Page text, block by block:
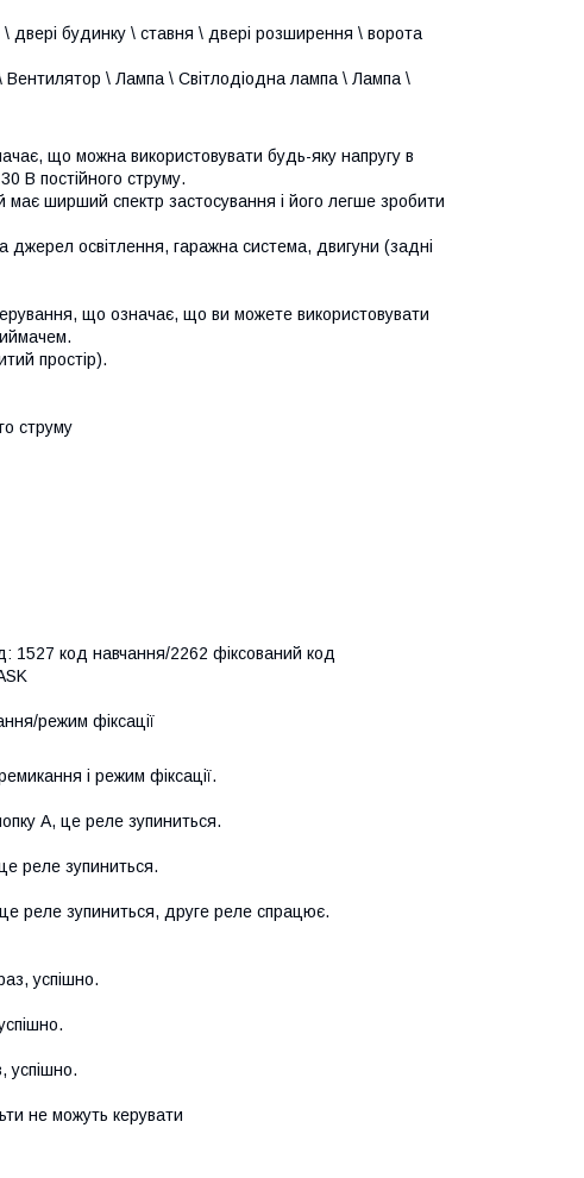
двері будинку \ ставня \ двері розширення \ ворота
Вентилятор \ Лампа \ Світлодіодна лампа \ Лампа \
що можна використовувати будь-яку напругу в
В постійного струму.
ширший спектр застосування і його легше зробити
джерел освітлення, гаражна система, двигуни (задні
що означає, що ви можете використовувати
простір).
струму
1527 код навчання/2262 фіксований код
режим фіксації
і режим фіксації.
A, це реле зупиниться.
реле зупиниться.
реле зупиниться, друге реле спрацює.
успішно.
успішно.
не можуть керувати